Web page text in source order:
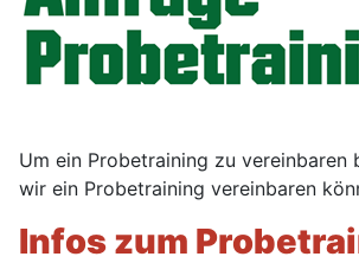
Um ein Probetraining zu vereinbaren
wir ein Probetraining vereinbaren
Infos zum